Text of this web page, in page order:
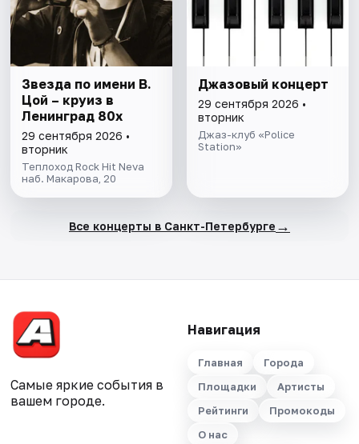
Звезда по имени В.
Цой – круиз в
Ленинград 80х
29 сентября 2026 •
вторник
Теплоход Rock Hit Neva
наб. Макарова, 20
Джазовый концерт
29 сентября 2026 •
вторник
Джаз-клуб «Police
Station»
Все концерты в Санкт-Петербурге →
Самые яркие события в
вашем городе.
Навигация
Главная
Города
Площадки
Артисты
Рейтинги
Промокоды
О нас